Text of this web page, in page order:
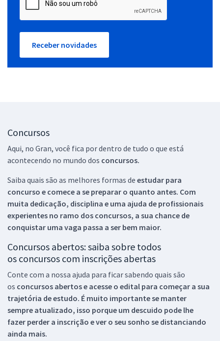
Receber novidades
Concursos
Aqui, no Gran, você fica por dentro de tudo o que está
acontecendo no mundo dos concursos.
Saiba quais são as melhores formas de estudar para
concurso e comece a se preparar o quanto antes. Com
muita dedicação, disciplina e uma ajuda de profissionais
experientes no ramo dos concursos, a sua chance de
conquistar uma vaga passa a ser bem maior.
Concursos abertos: saiba sobre todos
os concursos com inscrições abertas
Conte com a nossa ajuda para ficar sabendo quais são
os concursos abertos e acesse o edital para começar a sua
trajetória de estudo. É muito importante se manter
sempre atualizado, isso porque um descuido pode lhe
fazer perder a inscrição e ver o seu sonho se distanciando
ainda mais.